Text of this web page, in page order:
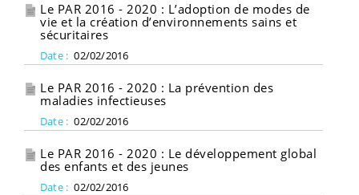
Le PAR 2016 - 2020 : L’adoption de modes de
vie et la création d’environnements sains et
sécuritaires
Date : 02/02/2016
Le PAR 2016 - 2020 : La prévention des
maladies infectieuses
Date : 02/02/2016
Le PAR 2016 - 2020 : Le développement global
des enfants et des jeunes
Date : 02/02/2016